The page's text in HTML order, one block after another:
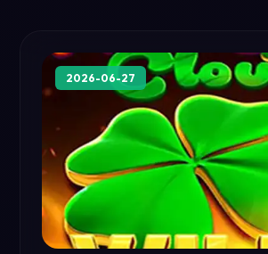
2026-06-27